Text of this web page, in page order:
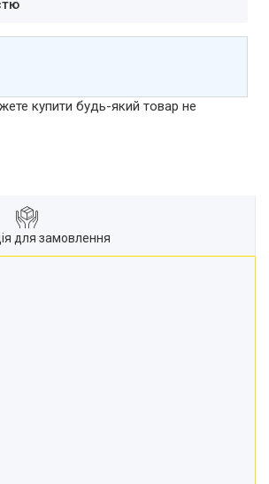
купити будь-який товар не
для замовлення